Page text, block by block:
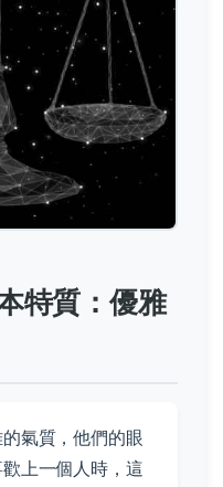
特質：優雅
氣質，他們的眼
上一個人時，這